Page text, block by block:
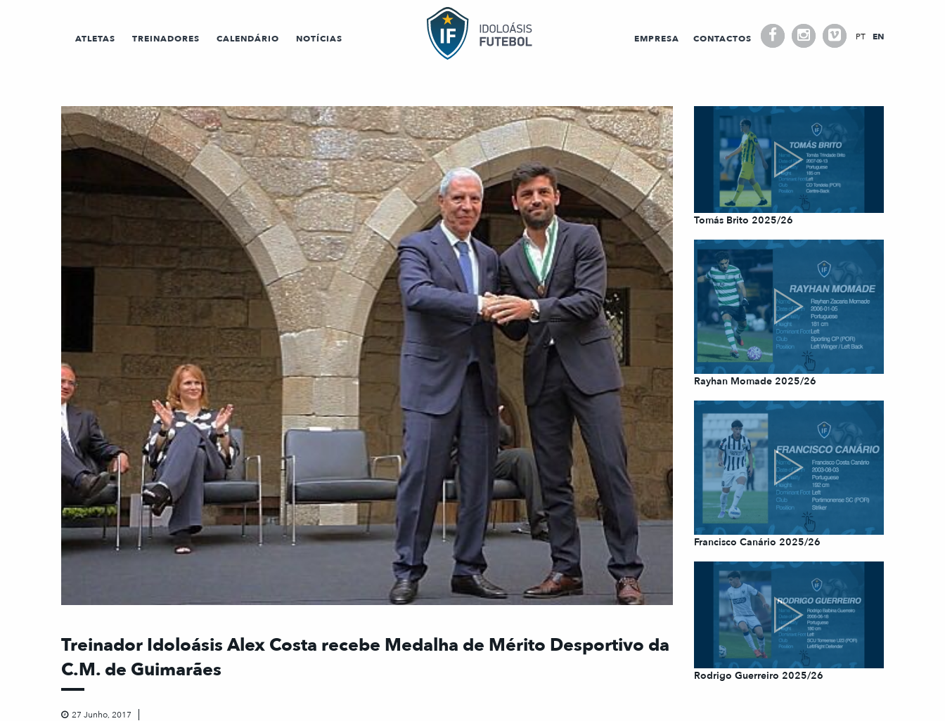
ATLETAS TREINADORES CALENDÁRIO NOTÍCIAS EMPRESA CONTACTOS PT EN
Treinador Idoloásis Alex Costa recebe Medalha de Mérito Desportivo da
C.M. de Guimarães
27 Junho, 2017
Tomás Brito 2025/26
Rayhan Momade 2025/26
Francisco Canário 2025/26
Rodrigo Guerreiro 2025/26